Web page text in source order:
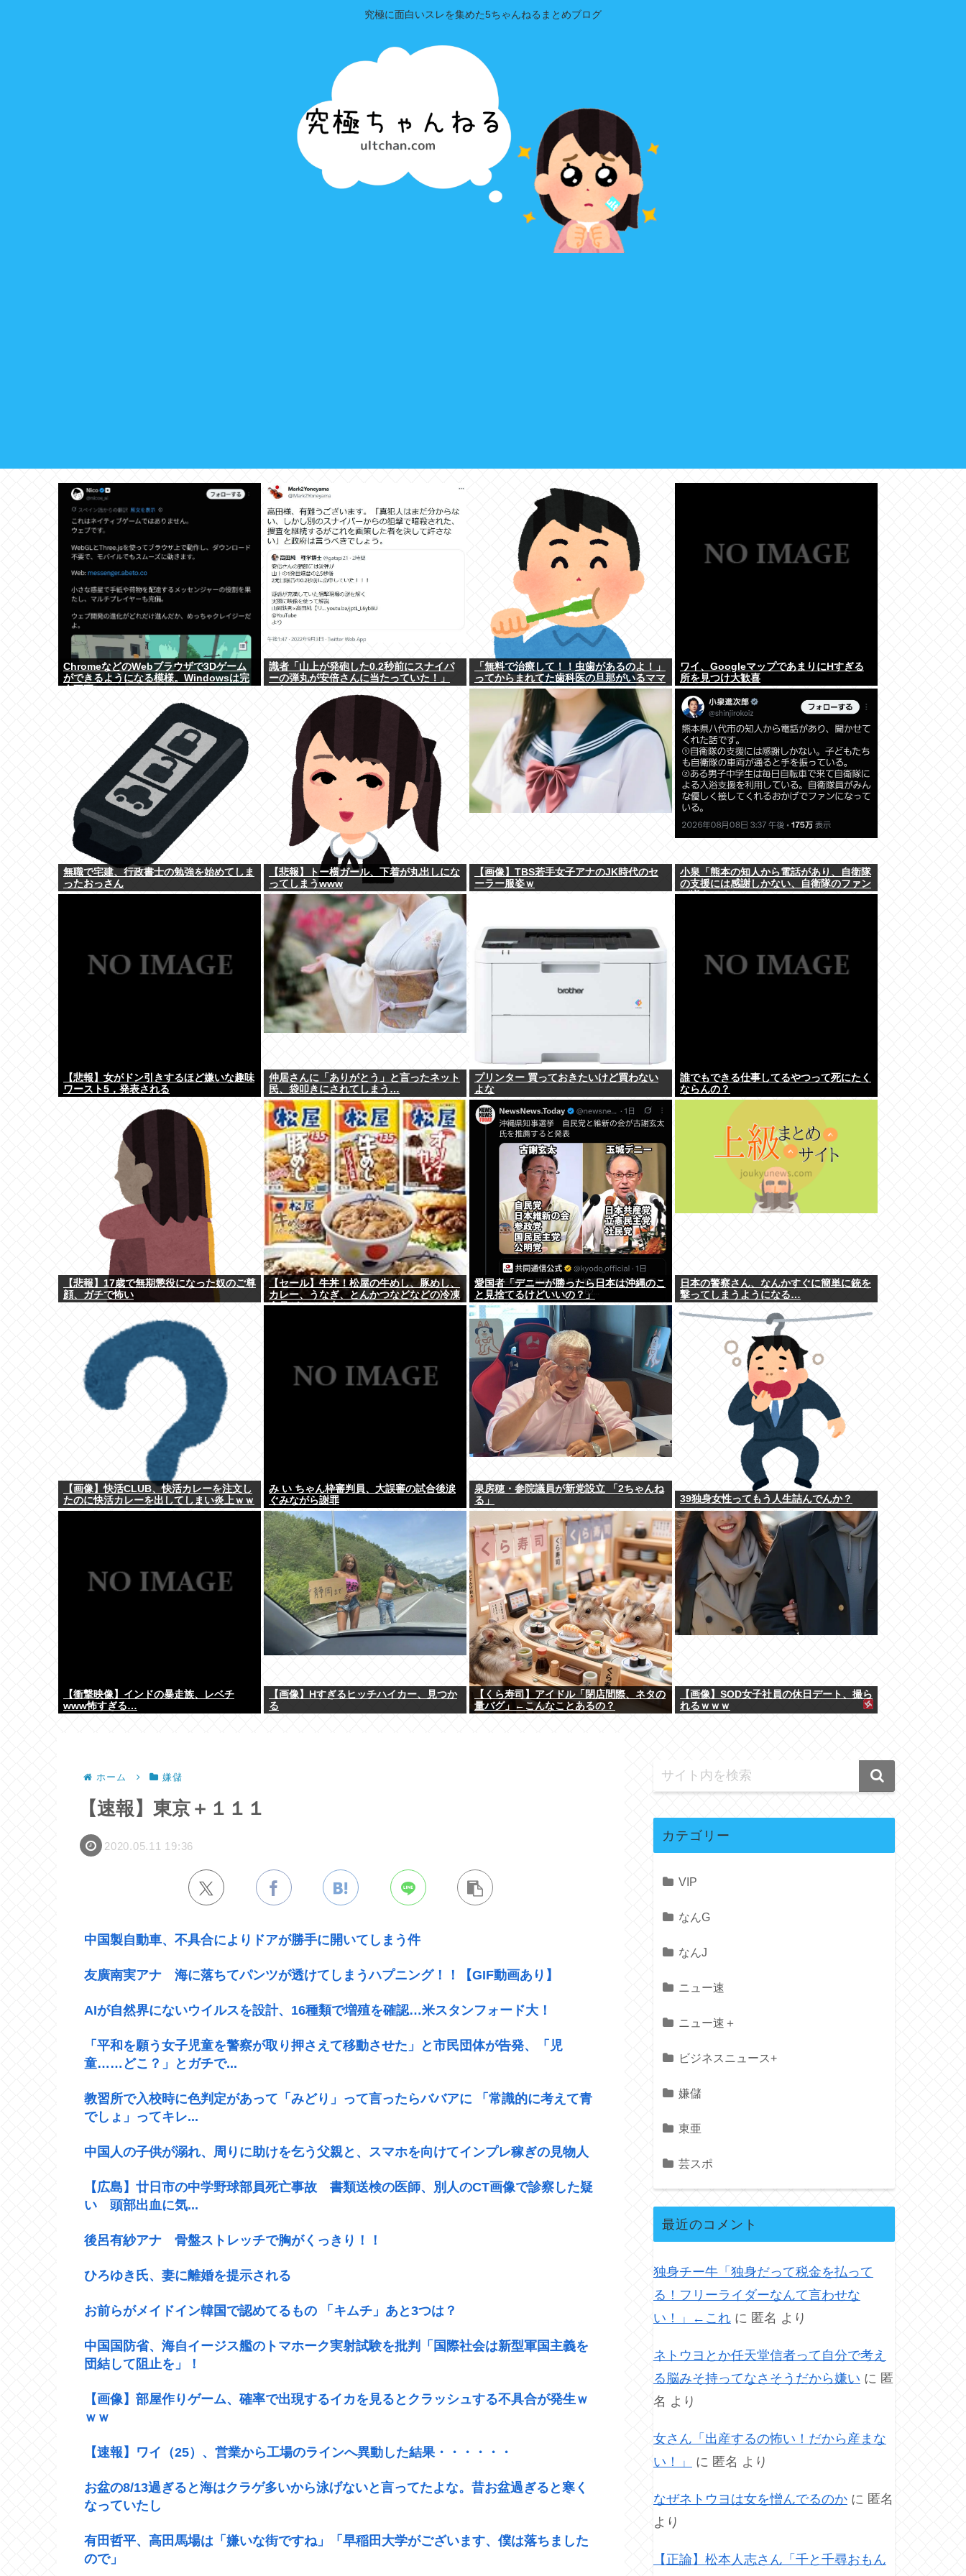
究極に面白いスレを集めた5ちゃんねるまとめブログ
ChromeなどのWebブラウザで3Dゲーム
ができるようになる模様。Windowsは完
識者「山上が発砲した0.2秒前にスナイパ
ーの弾丸が安倍さんに当たっていた！」
「無料で治療して！！虫歯があるのよ！」
ってからまれてた歯科医の旦那がいるママ
ワイ、GoogleマップであまりにΗすぎる
所を見つけ大歓喜
無職で宅建、行政書士の勉強を始めてしま
ったおっさん
【悲報】トー横ガール、下着が丸出しにな
ってしまうwww
【画像】TBS若手女子アナのJK時代のセ
ーラー服姿ｗ
小泉「熊本の知人から電話があり、自衛隊
の支援には感謝しかない、自衛隊のファン
が増えてるとのこと 」
【悲報】女がドン引きするほど嫌いな趣味
ワースト5，発表される
仲居さんに「ありがとう」と言ったネット
民、袋叩きにされてしまう…
プリンター 買っておきたいけど買わない
よな
誰でもできる仕事してるやつって死にたく
ならんの？
【悲報】17歳で無期懲役になった奴のご尊
顔、ガチで怖い
【セール】牛丼！松屋の牛めし、豚めし、
カレー、うなぎ、とんかつなどなどの冷凍
食品がセール中！
愛国者「デニーが勝ったら日本は沖縄のこ
と見捨てるけどいいの？」
日本の警察さん、なんかすぐに簡単に銃を
撃ってしまうようになる…
【画像】快活CLUB、快活カレーを注文し
たのに快活カレーを出してしまい炎上ｗｗ
ｗ
み い ちゃん枠審判員、大誤審の試合後涙
ぐみながら謝罪
泉房穂・参院議員が新党設立 「2ちゃんね
る」
39独身女性ってもう人生詰んでんか？
【衝撃映像】インドの暴走族、レベチ
www怖すぎる…
【画像】Hすぎるヒッチハイカー、見つか
る
【くら寿司】アイドル「閉店間際、ネタの
量バグ」←こんなことあるの？
【画像】SOD女子社員の休日デート、撮ら
れるｗｗｗ
ホーム 嫌儲
【速報】東京＋１１１
2020.05.11 19:36
中国製自動車、不具合によりドアが勝手に開いてしまう件
友廣南実アナ 海に落ちてパンツが透けてしまうハプニング！！【GIF動画あり】
AIが自然界にないウイルスを設計、16種類で増殖を確認…米スタンフォード大！
「平和を願う女子児童を警察が取り押さえて移動させた」と市民団体が告発、「児
童……どこ？」とガチで...
教習所で入校時に色判定があって「みどり」って言ったらババアに 「常識的に考えて青
でしょ」ってキレ...
中国人の子供が溺れ、周りに助けを乞う父親と、スマホを向けてインプレ稼ぎの見物人
【広島】廿日市の中学野球部員死亡事故 書類送検の医師、別人のCT画像で診察した疑
い 頭部出血に気...
後呂有紗アナ 骨盤ストレッチで胸がくっきり！！
ひろゆき氏、妻に離婚を提示される
お前らがメイドイン韓国で認めてるもの 「キムチ」あと3つは？
中国国防省、海自イージス艦のトマホーク実射試験を批判「国際社会は新型軍国主義を
団結して阻止を」！
【画像】部屋作りゲーム、確率で出現するイカを見るとクラッシュする不具合が発生ｗ
ｗｗ
【速報】ワイ（25）、営業から工場のラインへ異動した結果・・・・・・
お盆の8/13過ぎると海はクラゲ多いから泳げないと言ってたよな。昔お盆過ぎると寒く
なっていたし
有田哲平、高田馬場は「嫌いな街ですね」「早稲田大学がございます、僕は落ちました
ので」
カテゴリー
VIP
なんG
なんJ
ニュー速
ニュー速＋
ビジネスニュース+
嫌儲
東亜
芸スポ
最近のコメント
独身チー牛「独身だって税金を払って
る！フリーライダーなんて言わせな
い！」←これ に 匿名 より
ネトウヨとか任天堂信者って自分で考え
る脳みそ持ってなさそうだから嫌い に 匿
名 より
女さん「出産するの怖い！だから産まな
い！」
に 匿名 より
なぜネトウヨは女を憎んでるのか に 匿名
より
【正論】松本人志さん「千と千尋おもん